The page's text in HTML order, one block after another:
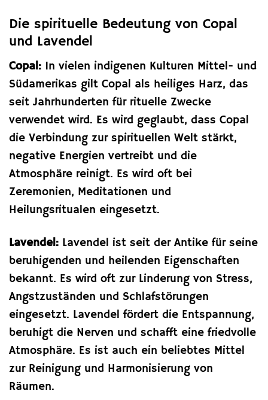
Die spirituelle Bedeutung von Copal
und Lavendel
Copal: In vielen indigenen Kulturen Mittel- und
Südamerikas gilt Copal als heiliges Harz, das
seit Jahrhunderten für rituelle Zwecke
verwendet wird. Es wird geglaubt, dass Copal
die Verbindung zur spirituellen Welt stärkt,
negative Energien vertreibt und die
Atmosphäre reinigt. Es wird oft bei
Zeremonien, Meditationen und
Heilungsritualen eingesetzt.
Lavendel: Lavendel ist seit der Antike für seine
beruhigenden und heilenden Eigenschaften
bekannt. Es wird oft zur Linderung von Stress,
Angstzuständen und Schlafstörungen
eingesetzt. Lavendel fördert die Entspannung,
beruhigt die Nerven und schafft eine friedvolle
Atmosphäre. Es ist auch ein beliebtes Mittel
zur Reinigung und Harmonisierung von
Räumen.